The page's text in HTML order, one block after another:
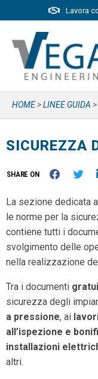
Lavora
HOME>LINEE GUIDA >
SICUREZZA
SHARE ON
La sezione dedicata
le norme per la
contiene tutti i
svolgimento delle
nella realizzazione
Tra i documenti
sicurezza degli
a pressione, ai
all’ispezione e
installazioni
altri.